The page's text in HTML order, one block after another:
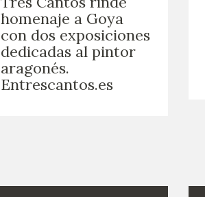
homenaje a Goya
con dos exposiciones
dedicadas al pintor
aragonés.
Entrescantos.es